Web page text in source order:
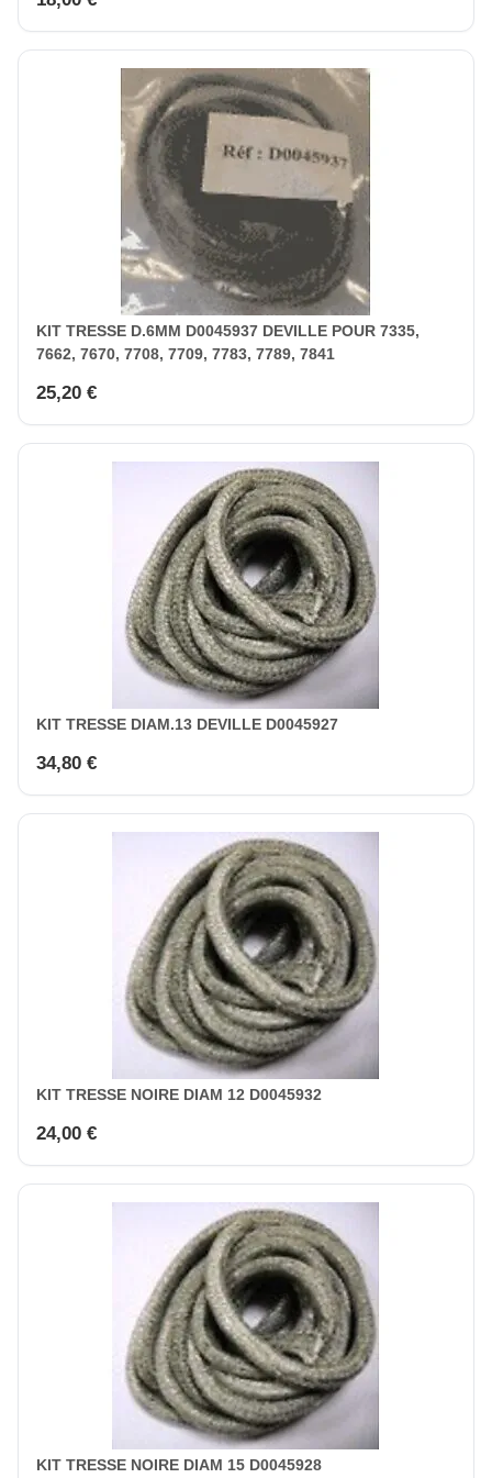
KIT TRESSE D.6MM D0045937 DEVILLE POUR 7335,
7662, 7670, 7708, 7709, 7783, 7789, 7841
25,20 €
KIT TRESSE DIAM.13 DEVILLE D0045927
34,80 €
KIT TRESSE NOIRE DIAM 12 D0045932
24,00 €
KIT TRESSE NOIRE DIAM 15 D0045928